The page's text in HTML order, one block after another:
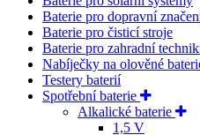
Baterie pro dopravní
Baterie pro čisticí stroje
Baterie pro zahradní
Nabíječky na olověné
Testery baterií
Spotřební baterie
Alkalické baterie
1,5 V